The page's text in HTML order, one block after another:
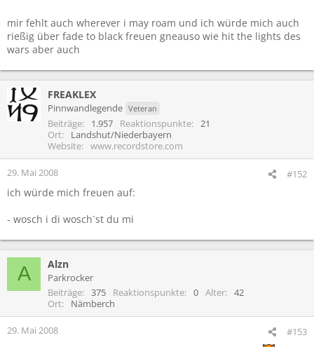
-Welcome Home (Sanitarium)
-Master Of Puppets
-Devils Dance
-Whiplash
-Nothing Else Matters
-One
-Enter Sandman
-Last Caress
-So What
-Seek and Destroy
mir fehlt auch wherever i may roam und ich würde mich auch
rießig über fade to black freuen gneauso wie hit the lights des
wars aber auch
FREAKLEX
Pinnwandlegende Veteran
Beiträge 1.957 Reaktionspunkte
21
Ort
Landshut/Niederbayern
Website
www.recordstore.com
29. Mai 2008 #152
ich würde mich freuen auf:
- wosch i di wosch`st du mi
A Alzn
Parkrocker
Beiträge
375 Reaktionspunkte 0 Alter
42
Ort
Nämberch
29. Mai 2008 #153